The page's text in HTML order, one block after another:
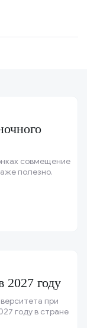
совмещение
полезно.
2027 году
при
году в стране